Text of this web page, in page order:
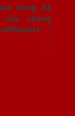
hàng đã
chúng
Website :